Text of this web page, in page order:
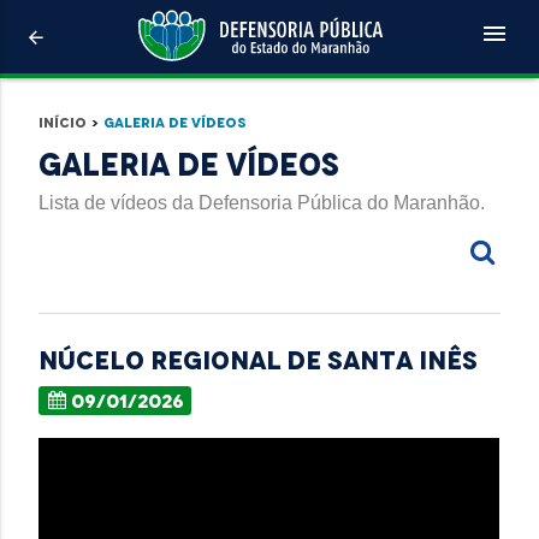
arrow_back menu
Início > Galeria de Vídeos
Galeria de Vídeos
Lista de vídeos da Defensoria Pública do Maranhão.
NÚCELO REGIONAL DE SANTA INÊS
09/01/2026